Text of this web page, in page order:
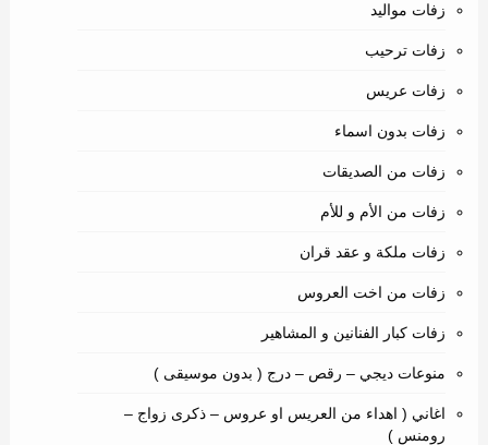
زفات مواليد
زفات ترحيب
زفات عريس
زفات بدون اسماء
زفات من الصديقات
زفات من الأم و للأم
زفات ملكة و عقد قران
زفات من اخت العروس
زفات كبار الفنانين و المشاهير
منوعات ديجي – رقص – درج ( بدون موسيقى )
اغاني ( اهداء من العريس او عروس – ذكرى زواج –
رومنس )